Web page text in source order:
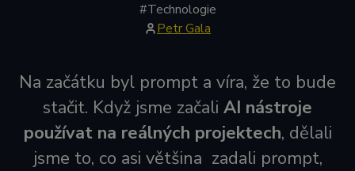
#Technologie
Petr Gala
Na začátku byl prompt a víra, že to bude
stačit. Když jsme začali AI nástroje
používat na reálných projektech, dělali
jsme to, co asi většina zadali prompt,